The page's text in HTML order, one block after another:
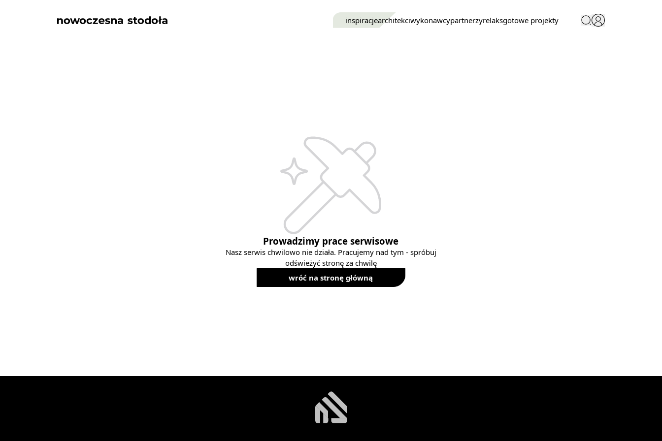
inspiracjearchitekciwykonawcypartnerzyrelaksgotowe projekty
Prowadzimy prace serwisowe
Nasz serwis chwilowo nie działa. Pracujemy nad tym - spróbuj
odświeżyć stronę za chwilę
wróć na stronę główną